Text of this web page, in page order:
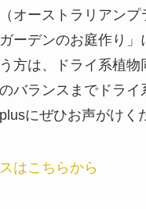
オーストラリアンプ
ーデンのお庭作り」
方は、ドライ系植物
バランスまでドライ
にぜひお声がけく
はこちらから